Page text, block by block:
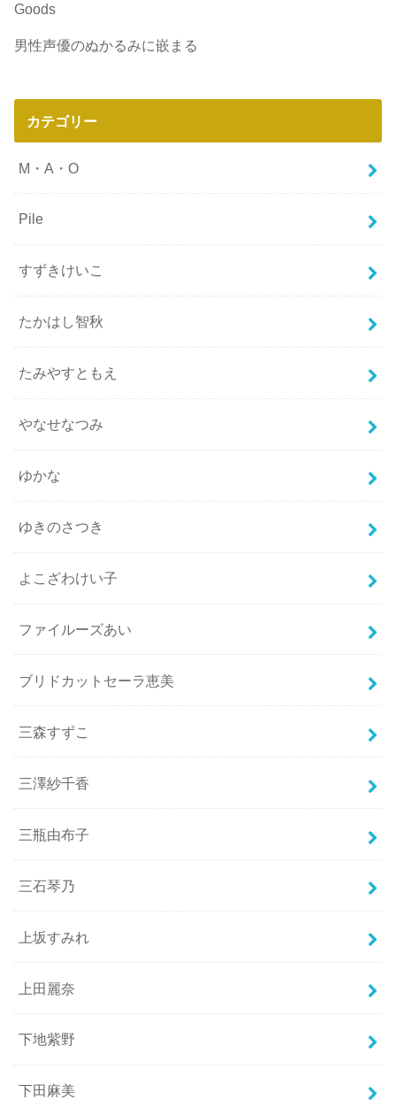
Goods
男性声優のぬかるみに嵌まる
カテゴリー
M・A・O
Pile
すずきけいこ
たかはし智秋
たみやすともえ
やなせなつみ
ゆかな
ゆきのさつき
よこざわけい子
ファイルーズあい
ブリドカットセーラ恵美
三森すずこ
三澤紗千香
三瓶由布子
三石琴乃
上坂すみれ
上田麗奈
下地紫野
下田麻美